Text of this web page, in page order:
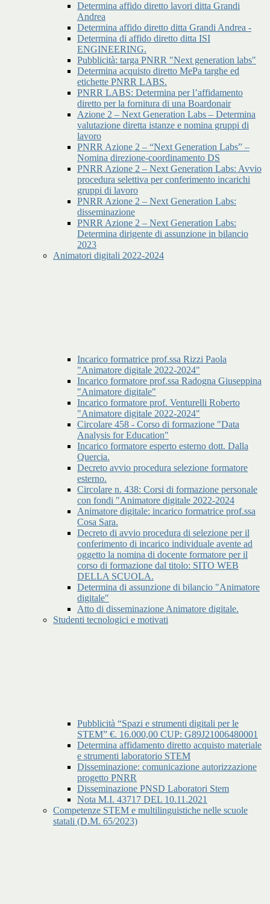
Determina affido diretto lavori ditta Grandi
Andrea
Determina affido diretto ditta Grandi Andrea -
Determina di affido diretto ditta ISI
ENGINEERING.
Pubblicità: targa PNRR "Next generation labs"
Determina acquisto diretto MePa targhe ed
etichette PNRR LABS.
PNRR LABS: Determina per l’affidamento
diretto per la fornitura di una Boardonair
Azione 2 – Next Generation Labs – Determina
valutazione diretta istanze e nomina gruppi di
lavoro
PNRR Azione 2 – “Next Generation Labs” –
Nomina direzione-coordinamento DS
PNRR Azione 2 – Next Generation Labs: Avvio
procedura selettiva per conferimento incarichi
gruppi di lavoro
PNRR Azione 2 – Next Generation Labs:
disseminazione
PNRR Azione 2 – Next Generation Labs:
Determina dirigente di assunzione in bilancio
2023
Animatori digitali 2022-2024
Incarico formatrice prof.ssa Rizzi Paola
"Animatore digitale 2022-2024"
Incarico formatore prof.ssa Radogna Giuseppina
"Animatore digitale"
Incarico formatore prof. Venturelli Roberto
"Animatore digitale 2022-2024"
Circolare 458 - Corso di formazione "Data
Analysis for Education"
Incarico formatore esperto esterno dott. Dalla
Quercia.
Decreto avvio procedura selezione formatore
esterno.
Circolare n. 438: Corsi di formazione personale
con fondi "Animatore digitale 2022-2024
Animatore digitale: incarico formatrice prof.ssa
Cosa Sara.
Decreto di avvio procedura di selezione per il
conferimento di incarico individuale avente ad
oggetto la nomina di docente formatore per il
corso di formazione dal titolo: SITO WEB
DELLA SCUOLA.
Determina di assunzione di bilancio "Animatore
digitale"
Atto di disseminazione Animatore digitale.
Studenti tecnologici e motivati
Pubblicità “Spazi e strumenti digitali per le
STEM” €. 16.000,00 CUP: G89J21006480001
Determina affidamento diretto acquisto materiale
e strumenti laboratorio STEM
Disseminazione: comunicazione autorizzazione
progetto PNRR
Disseminazione PNSD Laboratori Stem
Nota M.I. 43717 DEL 10.11.2021
Competenze STEM e multilinguistiche nelle scuole
statali (D.M. 65/2023)